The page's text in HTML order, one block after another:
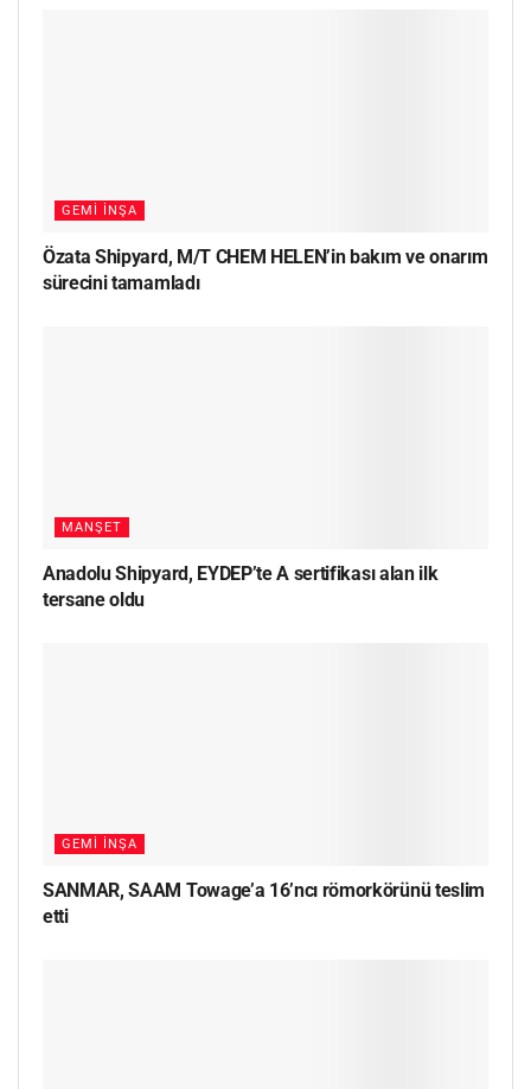
GEMI İNŞA
Özata Shipyard, M/T CHEM HELEN’in bakım ve onarım
sürecini tamamladı
MANŞET
Anadolu Shipyard, EYDEP’te A sertifikası alan ilk
tersane oldu
GEMI İNŞA
SANMAR, SAAM Towage’a 16’ncı römorkörünü teslim
etti